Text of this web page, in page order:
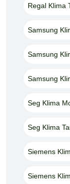
Regal Klima
Samsung
Samsung
Samsung
Seg Klima
Seg Klima
Siemens
Siemens